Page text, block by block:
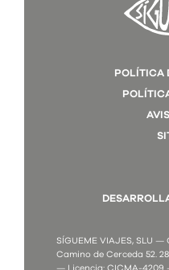
POLÍTICA
SÍGUEME VIAJES, SLU —
Camino de Cerceda 52.